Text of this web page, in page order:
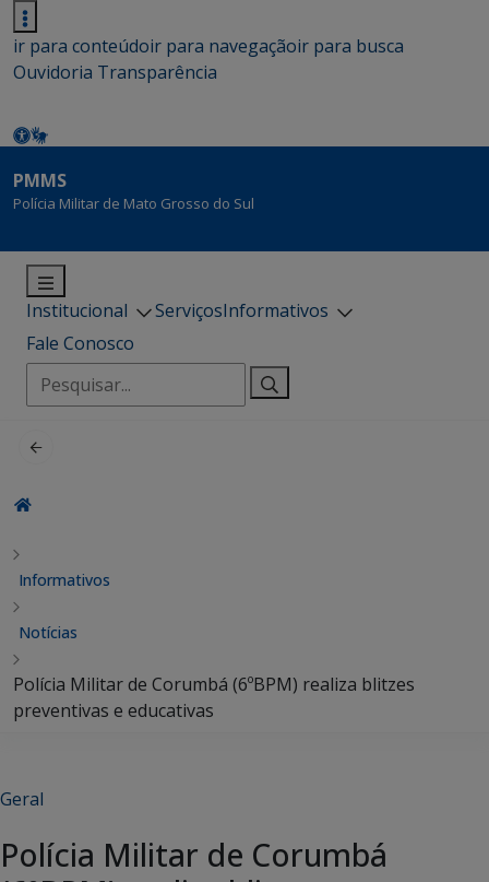
ir para conteúdoir para navegaçãoir para busca
Ouvidoria Transparência
PMMS
Polícia Militar de Mato Grosso do Sul
Institucional ServiçosInformativos
Fale Conosco
Pesquisar
por:
Informativos
Notícias
Polícia Militar de Corumbá (6ºBPM) realiza blitzes
preventivas e educativas
Geral
Polícia Militar de Corumbá